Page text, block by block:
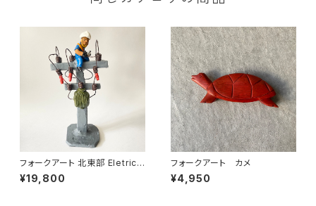
フォークアート 北東部 Eletrici
sta 電気工事士 LUIS ANTO
NIO
¥19,800
フォークアート カメ
¥4,950